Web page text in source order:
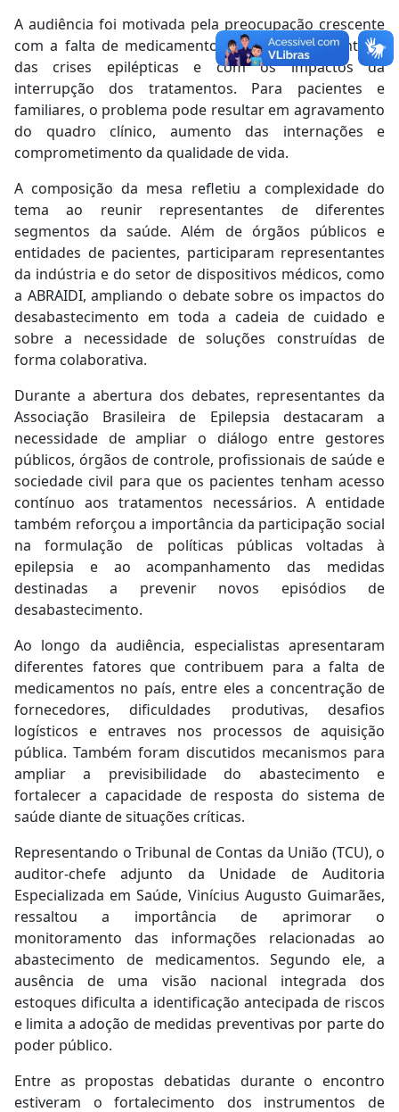
A audiência foi motivada pela preocupação crescente
com a falta de medicamentos utilizados no controle
das crises epilépticas e com os impactos da
interrupção dos tratamentos. Para pacientes e
familiares, o problema pode resultar em agravamento
do quadro clínico, aumento das internações e
comprometimento da qualidade de vida.
A composição da mesa refletiu a complexidade do
tema ao reunir representantes de diferentes
segmentos da saúde. Além de órgãos públicos e
entidades de pacientes, participaram representantes
da indústria e do setor de dispositivos médicos, como
a ABRAIDI, ampliando o debate sobre os impactos do
desabastecimento em toda a cadeia de cuidado e
sobre a necessidade de soluções construídas de
forma colaborativa.
Durante a abertura dos debates, representantes da
Associação Brasileira de Epilepsia destacaram a
necessidade de ampliar o diálogo entre gestores
públicos, órgãos de controle, profissionais de saúde e
sociedade civil para que os pacientes tenham acesso
contínuo aos tratamentos necessários. A entidade
também reforçou a importância da participação social
na formulação de políticas públicas voltadas à
epilepsia e ao acompanhamento das medidas
destinadas a prevenir novos episódios de
desabastecimento.
Ao longo da audiência, especialistas apresentaram
diferentes fatores que contribuem para a falta de
medicamentos no país, entre eles a concentração de
fornecedores, dificuldades produtivas, desafios
logísticos e entraves nos processos de aquisição
pública. Também foram discutidos mecanismos para
ampliar a previsibilidade do abastecimento e
fortalecer a capacidade de resposta do sistema de
saúde diante de situações críticas.
Representando o Tribunal de Contas da União (TCU), o
auditor-chefe adjunto da Unidade de Auditoria
Especializada em Saúde, Vinícius Augusto Guimarães,
ressaltou a importância de aprimorar o
monitoramento das informações relacionadas ao
abastecimento de medicamentos. Segundo ele, a
ausência de uma visão nacional integrada dos
estoques dificulta a identificação antecipada de riscos
e limita a adoção de medidas preventivas por parte do
poder público.
Entre as propostas debatidas durante o encontro
estiveram o fortalecimento dos instrumentos de